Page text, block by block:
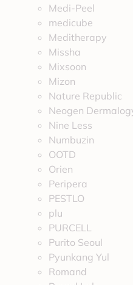
Medi-Peel
medicube
Meditherapy
Missha
Mixsoon
Mizon
Nature Republic
Neogen
Nine Less
Numbuzin
OOTD
Orien
Peripera
PESTLO
plu
PURCELL
Purito Seoul
Pyunkang Yul
Romand